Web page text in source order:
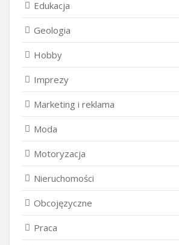
Edukacja
Geologia
Hobby
Imprezy
Marketing i reklama
Moda
Motoryzacja
Nieruchomości
Obcojęzyczne
Praca